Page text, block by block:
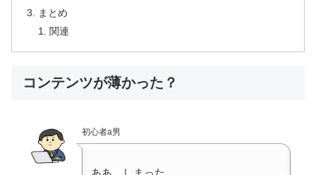
まとめ
関連
コンテンツが薄かった？
初心者a男
ああ、しまった。